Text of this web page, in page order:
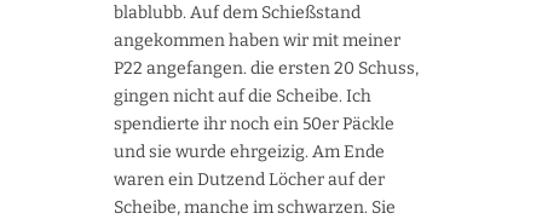
blablubb. Auf dem Schießstand
angekommen haben wir mit meiner
P22 angefangen. die ersten 20 Schuss,
gingen nicht auf die Scheibe. Ich
spendierte ihr noch ein 50er Päckle
und sie wurde ehrgeizig. Am Ende
waren ein Dutzend Löcher auf der
Scheibe, manche im schwarzen. Sie